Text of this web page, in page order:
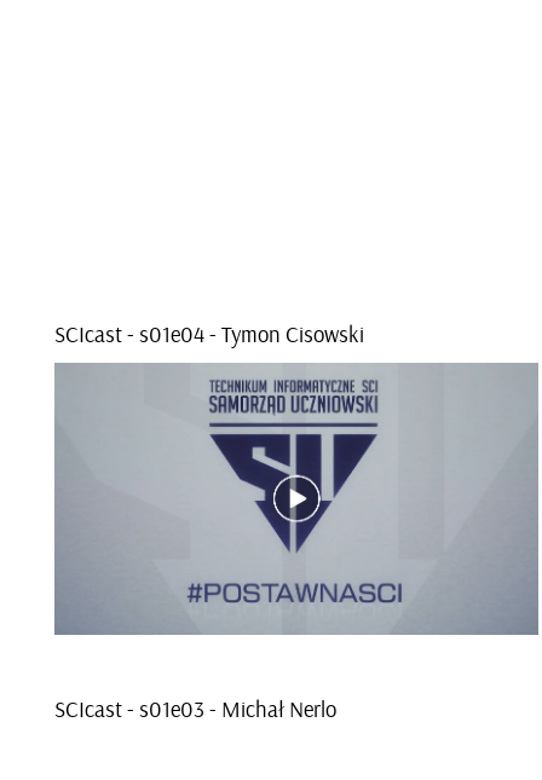
SCI­cast - s01e­04 - Tymon Ci­sow­ski
SCI­cast - s01e­03 - Mi­chał Nerlo